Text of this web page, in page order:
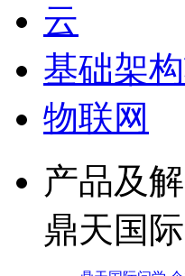
云
基础架
物联网
产品及
鼎天国